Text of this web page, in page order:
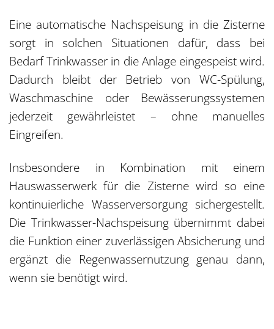
Eine automatische Nachspeisung in die Zisterne
sorgt in solchen Situationen dafür, dass bei
Bedarf Trinkwasser in die Anlage eingespeist wird.
Dadurch bleibt der Betrieb von WC-Spülung,
Waschmaschine oder Bewässerungssystemen
jederzeit gewährleistet – ohne manuelles
Eingreifen.
Insbesondere in Kombination mit einem
Hauswasserwerk für die Zisterne wird so eine
kontinuierliche Wasserversorgung sichergestellt.
Die Trinkwasser-Nachspeisung übernimmt dabei
die Funktion einer zuverlässigen Absicherung und
ergänzt die Regenwassernutzung genau dann,
wenn sie benötigt wird.